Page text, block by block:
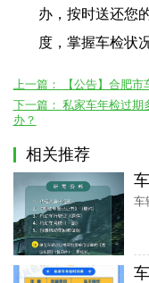
办，按时送还您
度，掌握车检状况
上一篇：
【公告】合肥
下一篇： 私家车年检过期
办？
相关推荐
车